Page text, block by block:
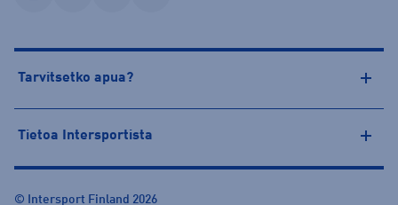
Tarvitsetko apua?
Tietoa Intersportista
© Intersport Finland 2026